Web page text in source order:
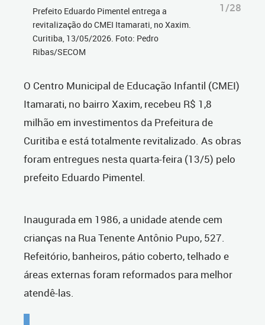
Prefeito Eduardo Pimentel entrega a
revitalização do CMEI Itamarati, no Xaxim.
Curitiba, 13/05/2026. Foto: Pedro
Ribas/SECOM
1/28
O Centro Municipal de Educação Infantil (CMEI)
Itamarati, no bairro Xaxim, recebeu R$ 1,8
milhão em investimentos da Prefeitura de
Curitiba e está totalmente revitalizado. As obras
foram entregues nesta quarta-feira (13/5) pelo
prefeito Eduardo Pimentel.
Inaugurada em 1986, a unidade atende cem
crianças na Rua Tenente Antônio Pupo, 527.
Refeitório, banheiros, pátio coberto, telhado e
áreas externas foram reformados para melhor
atendê-las.